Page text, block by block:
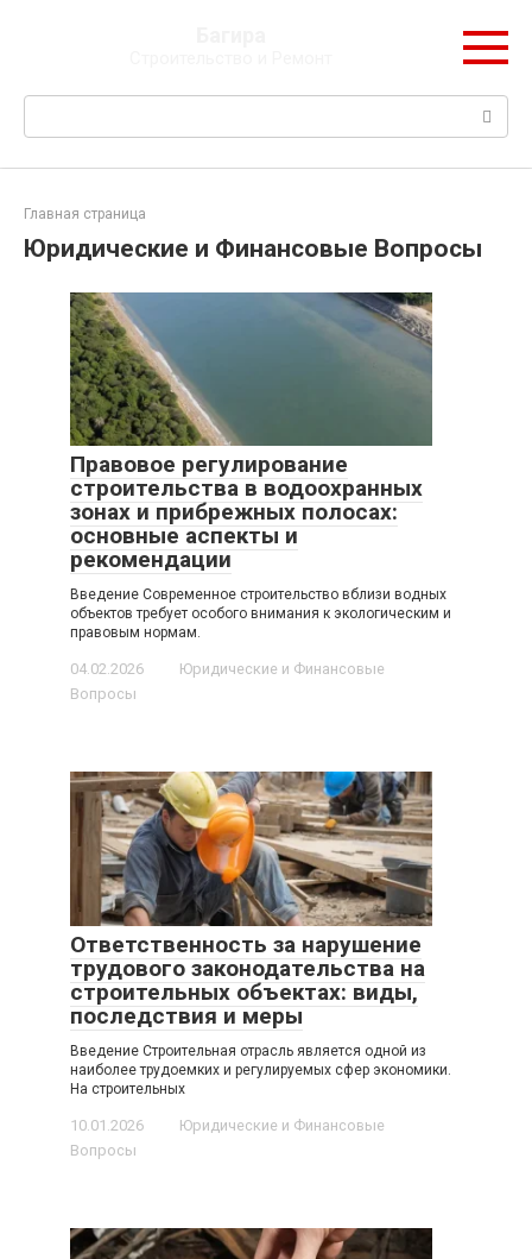
Поиск:
Главная страница
Юридические и Финансовые Вопросы
Правовое регулирование
строительства в водоохранных
зонах и прибрежных полосах:
основные аспекты и
рекомендации
Введение Современное строительство вблизи водных
объектов требует особого внимания к экологическим и
правовым нормам.
04.02.2026
Юридические и Финансовые
Вопросы
Ответственность за нарушение
трудового законодательства на
строительных объектах: виды,
последствия и меры
Введение Строительная отрасль является одной из
наиболее трудоемких и регулируемых сфер экономики.
На строительных
10.01.2026
Юридические и Финансовые
Вопросы